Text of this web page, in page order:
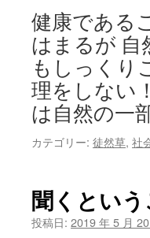
健康である
はまるが 自
もしっくり
理をしない
は自然の一
カテゴリー: 徒然草, 社
聞くという
投稿日: 2019 年 5 月